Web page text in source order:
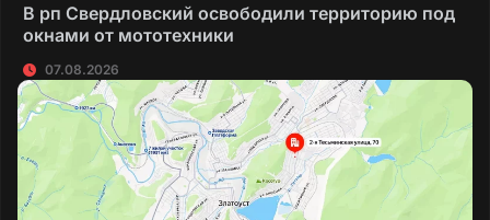
В рп Свердловский освободили территорию под
окнами от мототехники
07.08.2026